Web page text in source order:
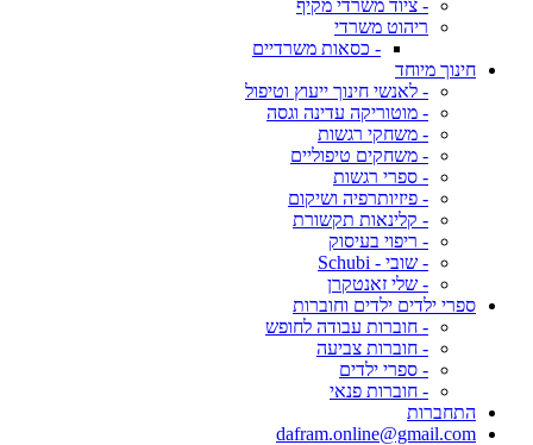
- ציוד משרדי מקיף
ריהוט משרדי
- כסאות משרדיים
חינוך מיוחד
- לאנשי חינוך ייעוץ וטיפול
- מוטוריקה עדינה וגסה
- משחקי רגשות
- משחקים טיפוליים
- ספרי רגשות
- פיזיותרפיה ושיקום
- קלינאות תקשורת
- ריפוי בעיסוק
- שובי - Schubi
- שלי זאנטקרן
ספרי ילדים ילדים וחוברות
- חוברות עבודה לחופש
- חוברות צביעה
- ספרי ילדים
- חוברות פנאי
התחברות
dafram.online@gmail.com